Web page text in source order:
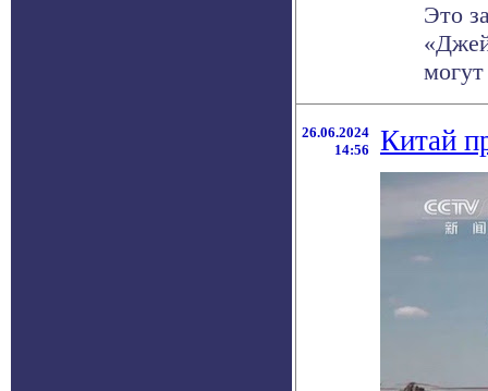
Это
26.06.2024
14:56
Китай